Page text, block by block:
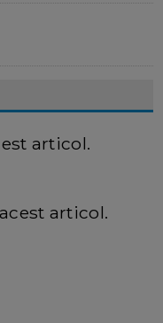
articol.
articol.